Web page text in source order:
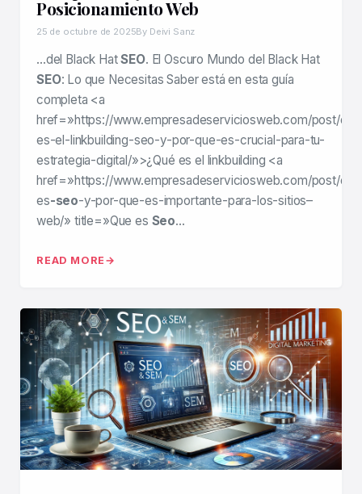
Posicionamiento Web
25 de octubre de 2025By Deivi Sanz
…del Black HatSEO. El Oscuro Mundo del Black Hat
SEO: Lo que Necesitas Saber está en esta guía
completa <a
href=»https://www.empresadeserviciosweb.com/post/
es-el-linkbuilding-seo-y-por-que-es-crucial-para-tu-
estrategia-digital/»>¿Qué es el linkbuilding <a
href=»https://www.empresadeserviciosweb.com/post/
es-seo-y-por-que-es-importante-para-los-sitios–
web/» title=»Que es Seo…
READ MORE